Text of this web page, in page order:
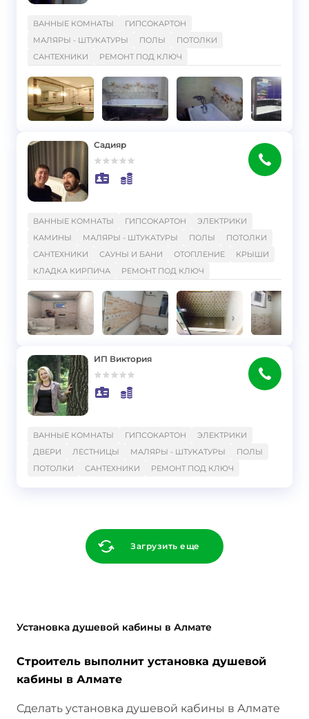
ВАННЫЕ КОМНАТЫ
ГИПСОКАРТОН
МАЛЯРЫ - ШТУКАТУРЫ
ПОЛЫ
ПОТОЛКИ
САНТЕХНИКИ
РЕМОНТ ПОД КЛЮЧ
Садияр
ВАННЫЕ КОМНАТЫ ГИПСОКАРТОН
ЭЛЕКТРИКИ
КАМИНЫ
МАЛЯРЫ - ШТУКАТУРЫ ПОЛЫ
ПОТОЛКИ
САНТЕХНИКИ
САУНЫ И БАНИ ОТОПЛЕНИЕ
КРЫШИ
КЛАДКА КИРПИЧА
РЕМОНТ ПОД КЛЮЧ
ИП Виктория
ВАННЫЕ КОМНАТЫ ГИПСОКАРТОН
ЭЛЕКТРИКИ
ДВЕРИ
ЛЕСТНИЦЫ МАЛЯРЫ - ШТУКАТУРЫ
ПОЛЫ
ПОТОЛКИ
САНТЕХНИКИ РЕМОНТ ПОД КЛЮЧ
Загрузить еще
Установка душевой кабины в Алмате
Строитель выполнит установка душевой
кабины в Алмате
Сделать установка душевой кабины в Алмате